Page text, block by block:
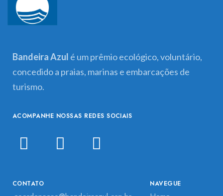
Bandeira Azul é um prêmio ecológico, voluntário,
concedido a praias, marinas e embarcações de
turismo.
ACOMPANHE NOSSAS REDES SOCIAIS
NAVEGUE
CONTATO